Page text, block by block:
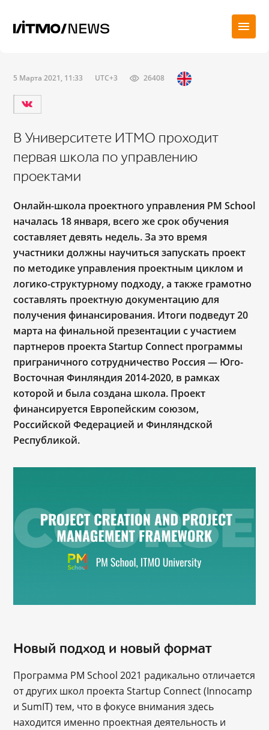
5 Марта 2021, 11:33 UTC+3 26408
В Университете ИТМО проходит
первая школа по управлению
проектами
Онлайн-школа проектного управления PM School
началась 18 января, всего же срок обучения
составляет девять недель. За это время
участники должны научиться запускать проект
по методике управления проектным циклом и
логико-структурному подходу, а также грамотно
составлять проектную документацию для
получения финансирования. Итоги подведут 20
марта на финальной презентации с участием
партнеров проекта Startup Connect программы
приграничного сотрудничество Россия — Юго-
Восточная Финляндия 2014-2020, в рамках
которой и была создана школа. Проект
финансируется Европейским союзом,
Российской Федерацией и Финляндской
Республикой.
Новый подход и новый формат
Программа PM School 2021 радикально отличается
от других школ проекта Startup Connect (Innocamp
и SumIT) тем, что в фокусе внимания здесь
находится именно проектная деятельность и